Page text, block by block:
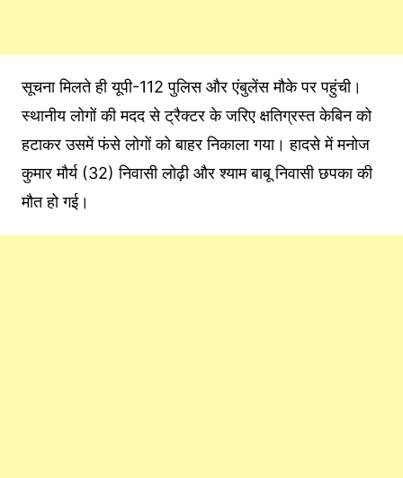
सूचना मिलते ही यूपी-112 पुलिस और एंबुलेंस मौके पर पहुंची।
स्थानीय लोगों की मदद से ट्रैक्टर के जरिए क्षतिग्रस्त केबिन को
हटाकर उसमें फंसे लोगों को बाहर निकाला गया। हादसे में मनोज
कुमार मौर्य (32) निवासी लोढ़ी और श्याम बाबू निवासी छपका की
मौत हो गई।